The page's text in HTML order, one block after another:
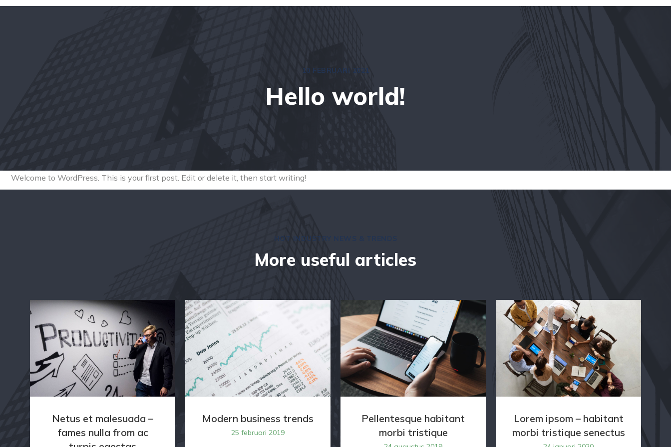
10 FEBRUARI 2021
Hello world!
Welcome to WordPress. This is your first post. Edit or delete it, then start writing!
HOT INDUSTRY NEWS & TRENDS
More useful articles
Netus et malesuada –
fames nulla from ac
Modern business trends
25 februari 2019
Pellentesque habitant
morbi tristique
Lorem ipsom – habitant
morbi tristique senectus